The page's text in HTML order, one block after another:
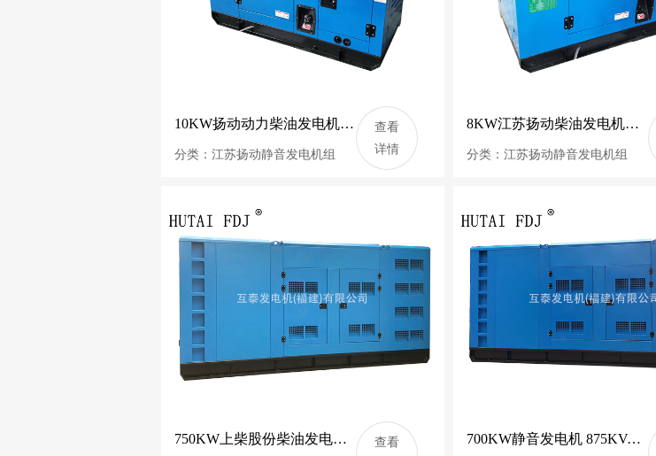
10KW扬动动力柴油发电机组 12.5KVA静音发电机 YD480D
分类：江苏扬动静音发电机组
查看
详情
8KW江苏扬动柴油发电机组 10KVA静音发电机 YD380D
分类：江苏扬动静音发电机组
750KW上柴股份柴油发电机组 937.5KVA静音发电机 SC33W1150D2
查看
700KW静音发电机 875KVA上柴动力柴油发电机组 互泰发电机 SC33W1150D2